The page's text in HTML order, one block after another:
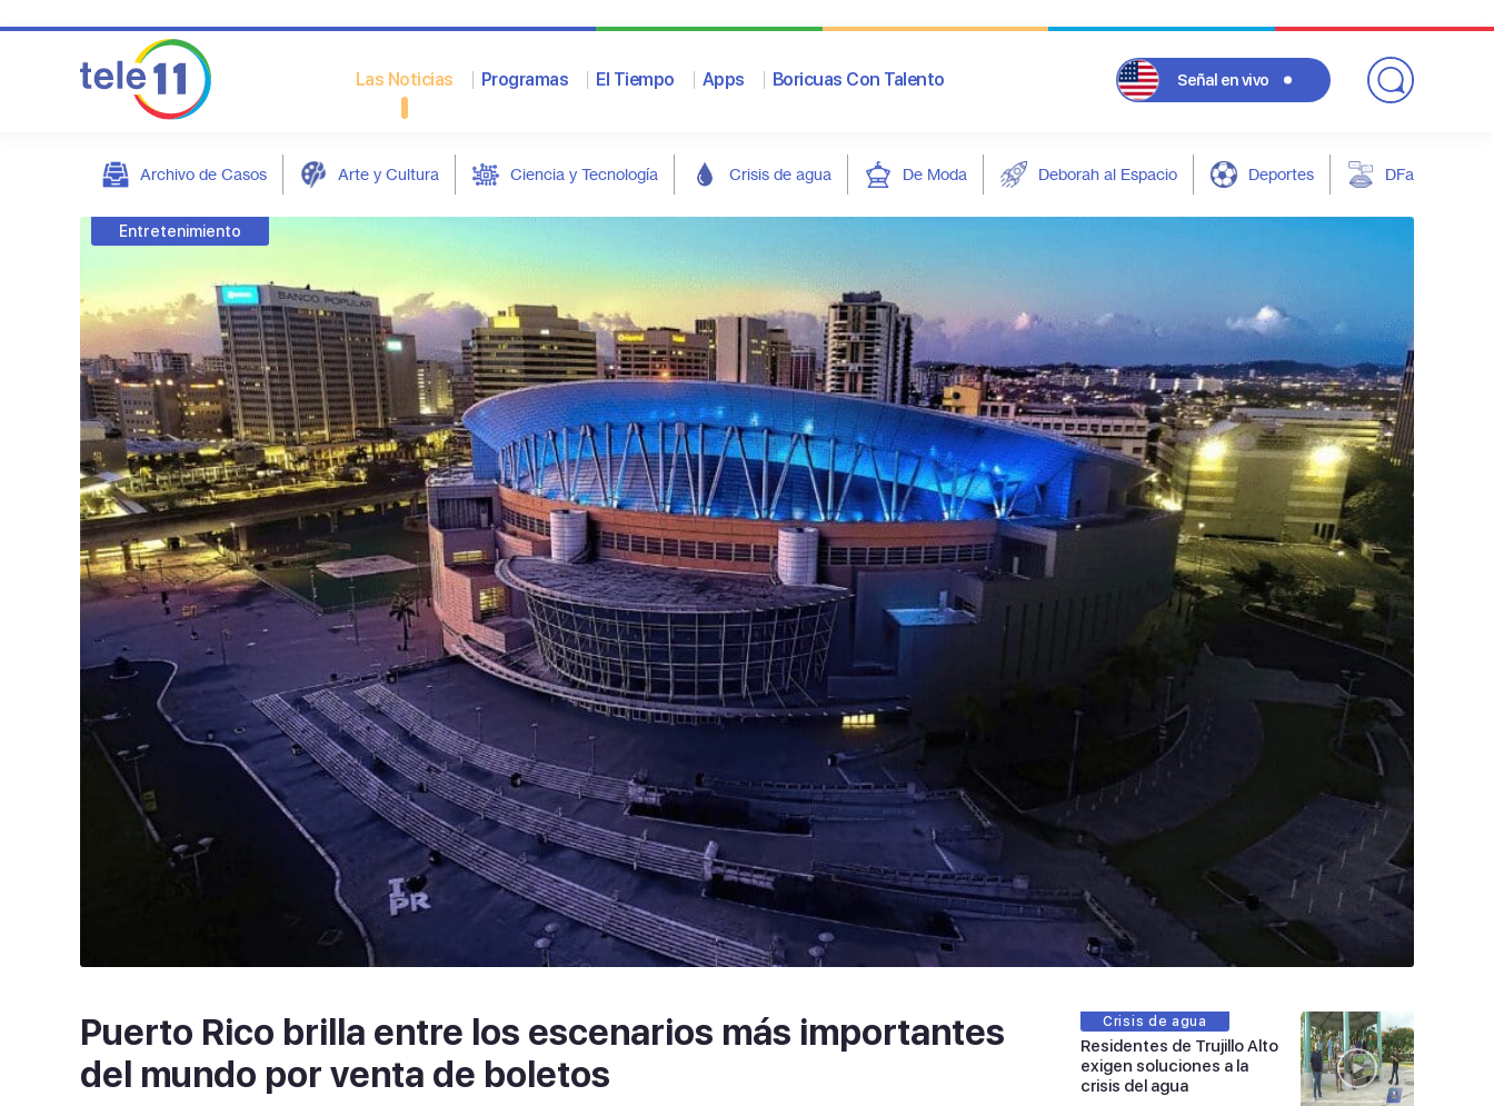
Las Noticias Programas El Tiempo Apps Boricuas Con Talento Señal en vivo
Archivo de Casos Arte y Cultura Ciencia y Tecnología Crisis de agua De Moda Deborah al Espacio Deportes DFarándula
Entretenimiento
Puerto Rico brilla entre los escenarios más importantes
del mundo por venta de boletos
Crisis de agua
Residentes de Trujillo Alto
exigen soluciones a la
crisis del agua